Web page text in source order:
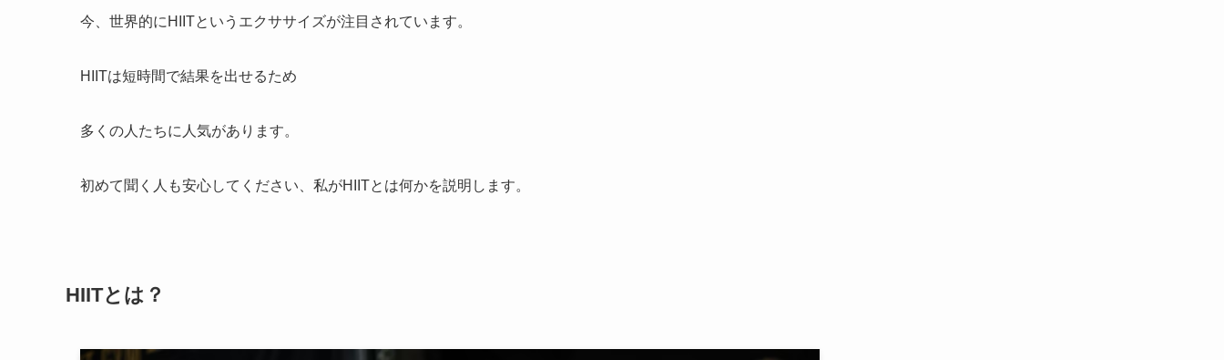
今、世界的にHIITというエクササイズが注目されています。
HIITは短時間で結果を出せるため
多くの人たちに人気があります。
初めて聞く人も安心してください、私がHIITとは何かを説明します。
HIITとは？